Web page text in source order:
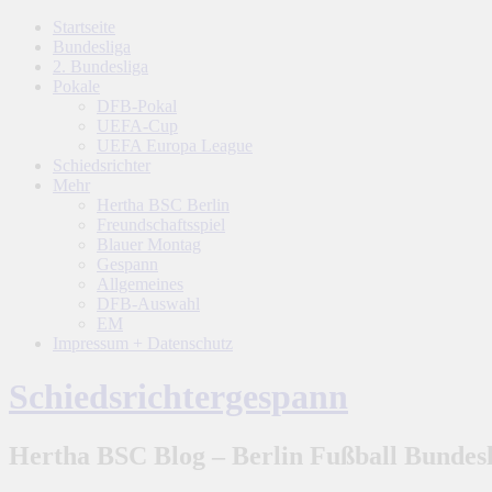
Startseite
Bundesliga
2. Bundesliga
Pokale
DFB-Pokal
UEFA-Cup
UEFA Europa League
Schiedsrichter
Mehr
Hertha BSC Berlin
Freundschaftsspiel
Blauer Montag
Gespann
Allgemeines
DFB-Auswahl
EM
Impressum + Datenschutz
Schiedsrichtergespann
Hertha BSC Blog – Berlin Fußball